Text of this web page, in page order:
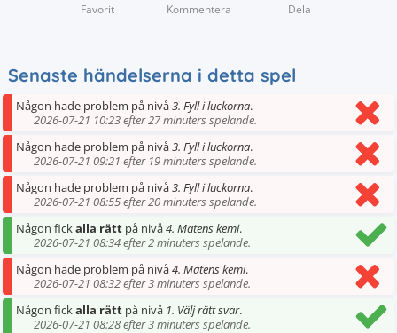
Favorit Kommentera Dela
Senaste händelserna i detta spel
Någon hade problem på nivå3. Fyll i luckorna.
2026-07-21 10:23 efter 27 minuters spelande.
Någon hade problem på nivå3. Fyll i luckorna.
2026-07-21 09:21 efter 19 minuters spelande.
Någon hade problem på nivå3. Fyll i luckorna.
2026-07-21 08:55 efter 20 minuters spelande.
Någon fickalla rätt på nivå4. Matens kemi.
2026-07-21 08:34 efter 2 minuters spelande.
Någon hade problem på nivå4. Matens kemi.
2026-07-21 08:32 efter 3 minuters spelande.
Någon fickalla rätt på nivå 1. Välj rätt svar.
2026-07-21 08:28 efter 3 minuters spelande.